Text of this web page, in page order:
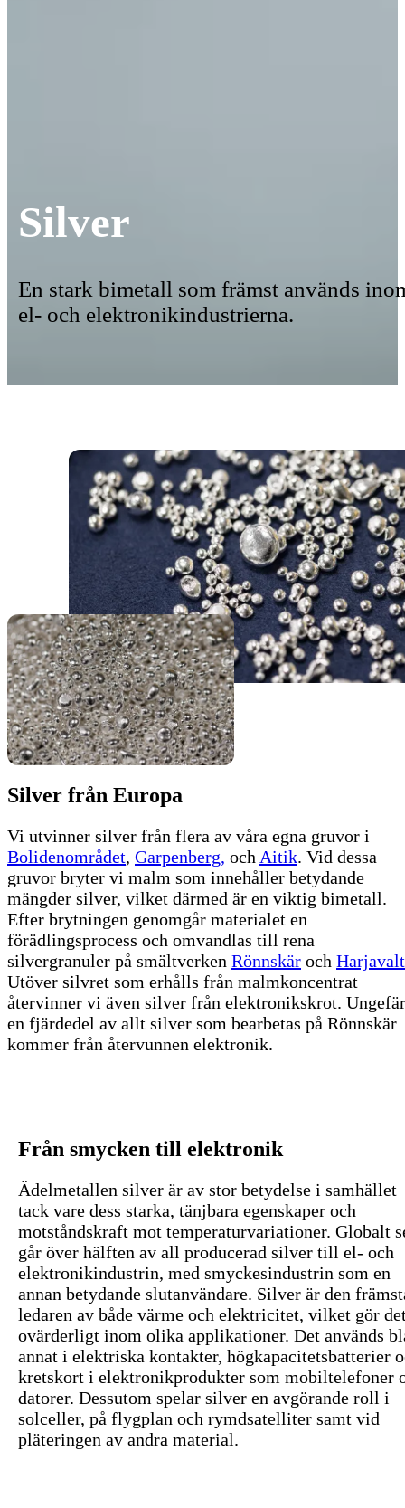
Silver
En stark bimetall som främst används
el- och elektronikindustrierna.
Silver från Europa
Vi utvinner silver från flera av våra egna gruvor i
Bolidenområdet, Garpenberg, och Aitik. Vid dessa
gruvor bryter vi malm som innehåller betydande
mängder silver, vilket därmed är en viktig bimetall.
Efter brytningen genomgår materialet en
förädlingsprocess och omvandlas till rena
silvergranuler på smältverken Rönnskär och
Utöver silvret som erhålls från malmkoncentrat
återvinner vi även silver från elektronikskrot. Ungefär
en fjärdedel av allt silver som bearbetas på Rönnskär
kommer från återvunnen elektronik.
Från smycken till elektronik
Ädelmetallen silver är av stor betydelse i samhället
tack vare dess starka, tänjbara egenskaper och
motståndskraft mot temperaturvariationer. Globalt
går över hälften av all producerad silver till el- och
elektronikindustrin, med smyckesindustrin som en
annan betydande slutanvändare. Silver är den
ledaren av både värme och elektricitet, vilket gör
ovärderligt inom olika applikationer. Det används
annat i elektriska kontakter, högkapacitetsbatterier
kretskort i elektronikprodukter som mobiltelefoner
datorer. Dessutom spelar silver en avgörande roll i
solceller, på flygplan och rymdsatelliter samt vid
pläteringen av andra material.